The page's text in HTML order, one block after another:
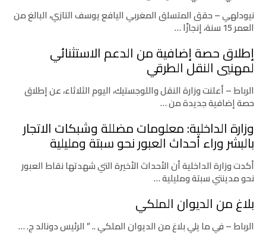
نيودلهي – حقق المتسلق المغربي اليافع يوسف التازي، البالغ من
العمر 15 سنة، إنجازًا …
إطلاق حصة إضافية من الدعم الاستثنائي
لمهنيي النقل الطرقي
الرباط – أعلنت وزارة النقل واللوجستيك، اليوم الثلاثاء، عن إطلاق
حصة إضافية جديدة من …
وزارة الداخلية: معلومات مضللة وشبكات الاتجار
بالبشر وراء أحداث العبور نحو سبتة ومليلية
أكدت وزارة الداخلية أن الأحداث الأخيرة التي شهدتها نقاط العبور
نحو مدينتي سبتة ومليلية …
بلاغ من الديوان الملكي
الرباط – في ما يلي بلاغ من الديوان الملكي .. ” الرئيس دونالد ج. …